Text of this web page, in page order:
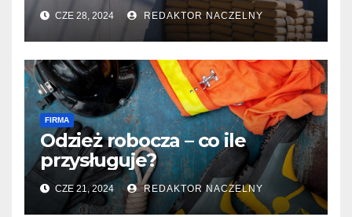
CZE 28, 2024 REDAKTOR NACZELNY
FIRMA
Odzież robocza – co ile
przysługuje?
CZE 21, 2024 REDAKTOR NACZELNY